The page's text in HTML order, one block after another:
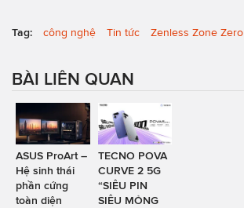
Tag: công nghệ Tin tức Zenless Zone Zero
BÀI LIÊN QUAN
ASUS ProArt –
Hệ sinh thái
phần cứng
toàn diện
TECNO POVA
CURVE 2 5G
“SIÊU PIN
SIÊU MỎNG